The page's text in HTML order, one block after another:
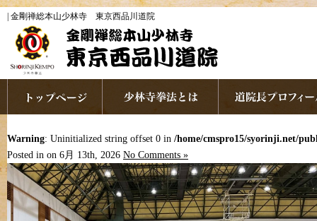
| 金剛禅総本山少林寺 東京西品川道院
Warning: Uninitialized string offset 0 in /home/cmspro15/syorinji.net/
Posted in on 6月 13th, 2026 No Comments »